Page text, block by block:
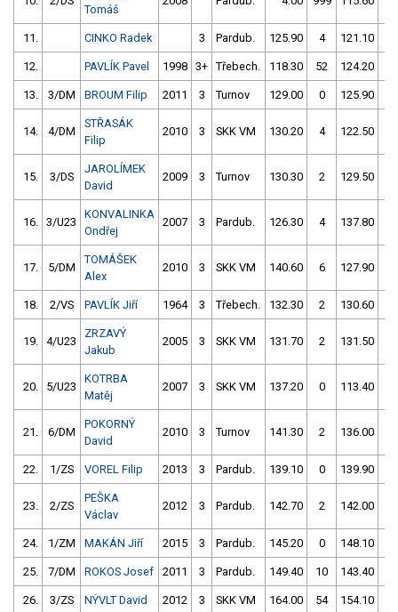
Tomáš
11. CINKO Radek 3 Pardub. 125.90 4 121.10
12. PAVLÍK Pavel 1998 3+ Třebech. 118.30 52 124.20
13. 3/DM BROUM Filip 2011 3 Turnov 129.00 0 125.90
14. 4/DM
STŘASÁK
Filip
2010 3 SKK VM 130.20 4 122.50
15. 3/DS
JAROLÍMEK
David
2009 3 Turnov 130.30 2 129.50
16. 3/U23
KONVALINKA
Ondřej
2007 3 Pardub. 126.30 4 137.80
17. 5/DM
TOMÁŠEK
Alex
2010 3 SKK VM 140.60 6 127.90
18. 2/VS PAVLÍK Jiří 1964 3 Třebech. 132.30 2 130.60
19. 4/U23
ZRZAVÝ
Jakub
2005 3 SKK VM 131.70 2 131.50
20. 5/U23
KOTRBA
Matěj
2007 3 SKK VM 137.20 0 113.40
21. 6/DM
POKORNÝ
David
2010 3 Turnov 141.30 2 136.00
22. 1/ZS VOREL Filip 2013 3 Pardub. 139.10 0 139.90
23. 2/ZS
PEŠKA
Václav
2012 3 Pardub. 142.70 2 142.00
24. 1/ZM MAKÁN Jiří 2015 3 Pardub. 145.20 0 148.10
25. 7/DM ROKOS Josef 2011 3 Pardub. 149.40 10 143.40
26. 3/ZS NÝVLT David 2012 3 SKK VM 164.00 54 154.10